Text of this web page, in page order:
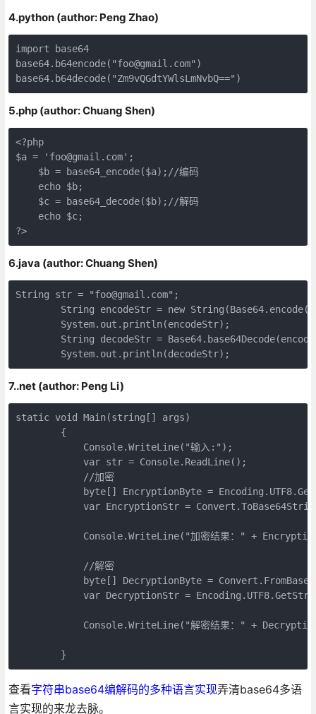
4.python (author: Peng Zhao)
import base64
base64.b64encode("foo@gmail.com")
base64.b64decode("Zm9vQGdtYWlsLmNvbQ==")
5.php (author: Chuang Shen)
<?php
$a = 'foo@gmail.com';
    $b = base64_encode($a);//编码
    echo $b;
    $c = base64_decode($b);//解码
    echo $c;
?>
6.java (author: Chuang Shen)
String str = "foo@gmail.com";
String encodeStr = new
        System.out.println(encodeStr);
String decodeStr =
        System.out.println(decodeStr);
7..net (author: Peng Li)
static void Main(string[] args)
        {
            Console.WriteLine("输入:");
            var str = Console.ReadLine();
            //加密
byte[] EncryptionByte =
var EncryptionStr =
Console.WriteLine("加密结果：" +
            //解密
byte[] DecryptionByte =
var DecryptionStr =
Console.WriteLine("解密结果：" +
        }
查看字符串base64编解码的多种语言实现弄清base64多语
言实现的来龙去脉。